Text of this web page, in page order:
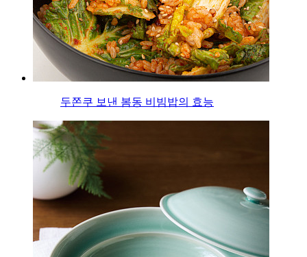
두쫀쿠 보낸 봄동 비빔밥의 효능